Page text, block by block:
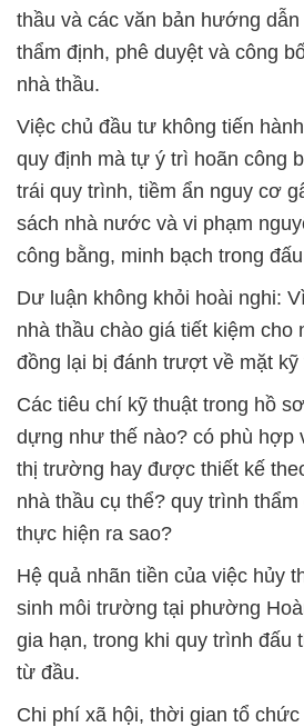
thầu và các văn bản hướng
thẩm định, phê duyệt và công
nhà thầu.
Việc chủ đầu tư không tiến
quy định mà tự ý trì hoãn công
trái quy trình, tiềm ẩn nguy cơ
sách nhà nước và vi phạm
công bằng, minh bạch trong
Dư luận không khỏi hoài nghi:
nhà thầu chào giá tiết kiệm cho
đồng lại bị đánh trượt về mặt kỹ
Các tiêu chí kỹ thuật trong hồ
dựng như thế nào? có phù hợp
thị trường hay được thiết kế
nhà thầu cụ thể? quy trình
thực hiện ra sao?
Hệ quả nhãn tiền của việc hủy
sinh môi trường tại phường
gia hạn, trong khi quy trình đấu
từ đầu.
Chi phí xã hội, thời gian tổ